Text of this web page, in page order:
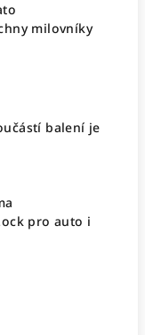
milovníky
balení je
pro auto i